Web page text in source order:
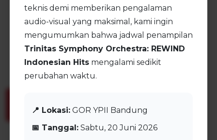
teknis demi memberikan pengalaman
audio-visual yang maksimal, kami ingin
mengumumkan bahwa jadwal penampilan
Trinitas Symphony Orchestra: REWIND
Indonesian Hits mengalami sedikit
perubahan waktu.
📍 Lokasi: GOR YPII Bandung
📅 Tanggal: Sabtu, 20 Juni 2026
TRINITAS
SYMPHONY
ORCHESTRA
OUR EVENT